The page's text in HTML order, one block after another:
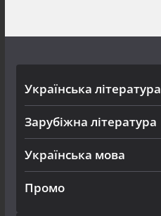
Українська література
Зарубіжна література
Українська мова
Промо